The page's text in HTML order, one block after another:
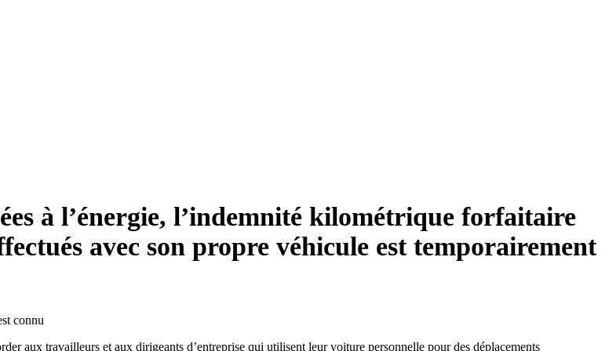
à l’énergie, l’indemnité kilométrique forfaitaire
avec son propre véhicule est temporairement
aux travailleurs et aux dirigeants d’entreprise qui utilisent leur voiture personnelle pour des déplacements